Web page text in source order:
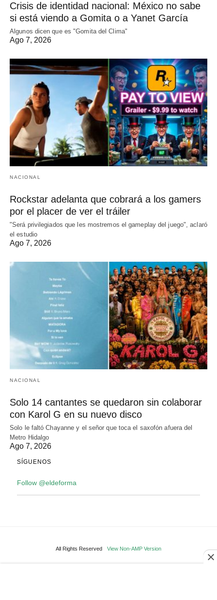
Crisis de identidad nacional: México no sabe
si está viendo a Gomita o a Yanet García
Algunos dicen que es "Gomita del Clima"
Ago 7, 2026
NACIONAL
Rockstar adelanta que cobrará a los gamers
por el placer de ver el tráiler
"Será privilegiados que les mostremos el gameplay del juego", aclaró
el estudio
Ago 7, 2026
NACIONAL
Solo 14 cantantes se quedaron sin colaborar
con Karol G en su nuevo disco
Solo le faltó Chayanne y el señor que toca el saxofón afuera del
Metro Hidalgo
Ago 7, 2026
SÍGUENOS
Follow @eldeforma
All Rights Reserved View Non-AMP Version